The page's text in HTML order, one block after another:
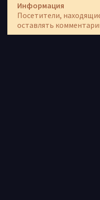
Информация
Посетители,
оставлять